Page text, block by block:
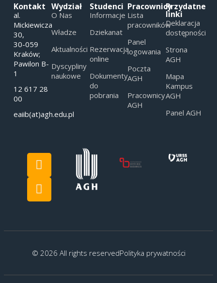
Kontakt
al.
Mickiewicza
30,
30-059
Kraków;
Pawilon B-
1
12 617 28
00
eaiib(at)agh.edu.pl
Wydział
O Nas
Władze
Aktualności
Dyscypliny
naukowe
Studenci
Informacje
Dziekanat
Rezerwacja
online
Dokumenty
do
pobrania
Pracownicy
Lista
pracowników
Panel
logowania
Poczta
AGH
Pracownicy
AGH
Przydatne
linki
Deklaracja
dostępności
Strona
AGH
Mapa
Kampus
AGH
Panel AGH
© 2026 All rights reservedPolityka prywatności